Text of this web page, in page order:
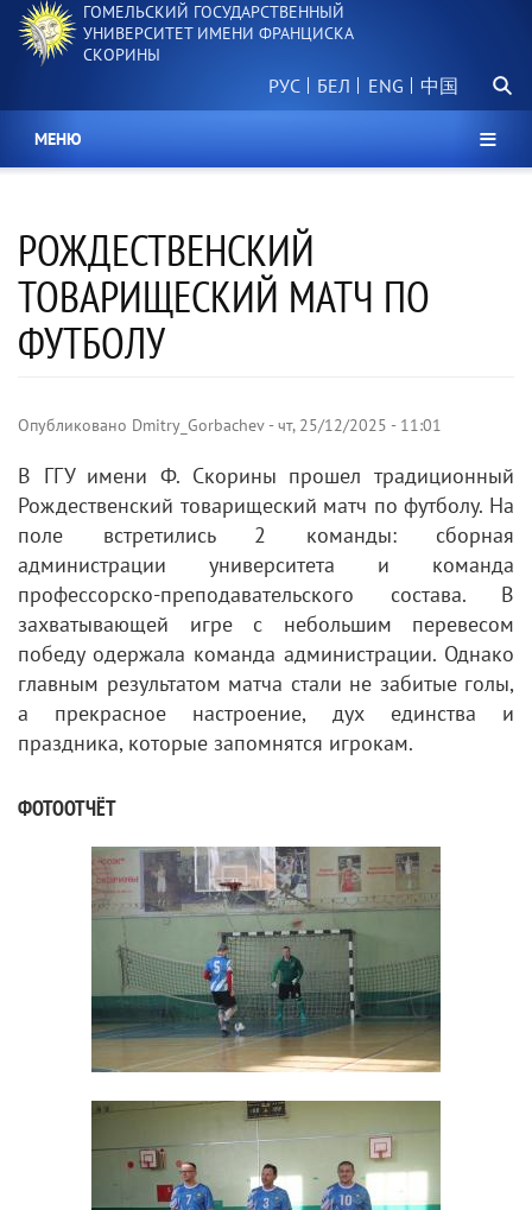
Перейти
основному
ГОМЕЛЬСКИЙ ГОСУДАРСТВЕННЫЙ
УНИВЕРСИТЕТ ИМЕНИ ФРАНЦИСКА
СКОРИНЫ
РУС БЕЛ 中国
МЕНЮ
РОЖДЕСТВЕНСКИЙ
ТОВАРИЩЕСКИЙ МАТЧ ПО
ФУТБОЛУ
Опубликовано Dmitry_Gorbachev-чт, 25/12/2025 - 11:01
В ГГУ имени Ф. Скорины прошел традиционный
Рождественский товарищеский матч по футболу. На
поле встретились 2 команды: сборная
администрации университета и команда
профессорско-преподавательского состава. В
захватывающей игре с небольшим перевесом
победу одержала команда администрации. Однако
главным результатом матча стали не забитые голы,
а прекрасное настроение, дух единства и
праздника, которые запомнятся игрокам.
ФОТООТЧЁТ